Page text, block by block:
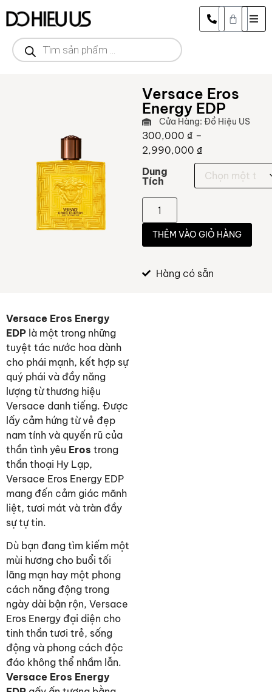
Versace Eros
Energy EDP
Cửa Hàng: Đồ Hiệu US
300,000 ₫ –
2,990,000 ₫
Dung
Tích
THÊM VÀO GIỎ HÀNG
Hàng có sẵn
Versace Eros Energy
EDP là một trong những
tuyệt tác nước hoa dành
cho phái mạnh, kết hợp sự
quý phái và đầy năng
lượng từ thương hiệu
Versace danh tiếng. Được
lấy cảm hứng từ vẻ đẹp
nam tính và quyến rũ của
thần tình yêu Eros trong
thần thoại Hy Lạp,
Versace Eros Energy EDP
mang đến cảm giác mãnh
liệt, tươi mát và tràn đầy
sự tự tin.
Dù bạn đang tìm kiếm một
mùi hương cho buổi tối
lãng mạn hay một phong
cách năng động trong
ngày dài bận rộn, Versace
Eros Energy đại diện cho
tinh thần tươi trẻ, sống
động và phong cách độc
đáo không thể nhầm lẫn.
Versace Eros Energy